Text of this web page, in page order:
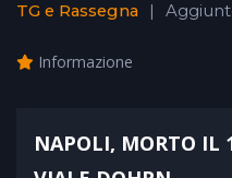
TG e Rassegna
Informazione
NAPOLI, MORTO IL